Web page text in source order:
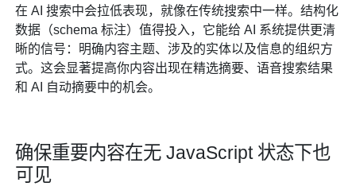
在 AI 搜索中会拉低表现，就像在传统搜索中一样。结构化
数据（schema 标注）值得投入，它能给 AI 系统提供更清
晰的信号：明确内容主题、涉及的实体以及信息的组织方
式。这会显著提高你内容出现在精选摘要、语音搜索结果
和 AI 自动摘要中的机会。
确保重要内容在无 JavaScript 状态下也
可见